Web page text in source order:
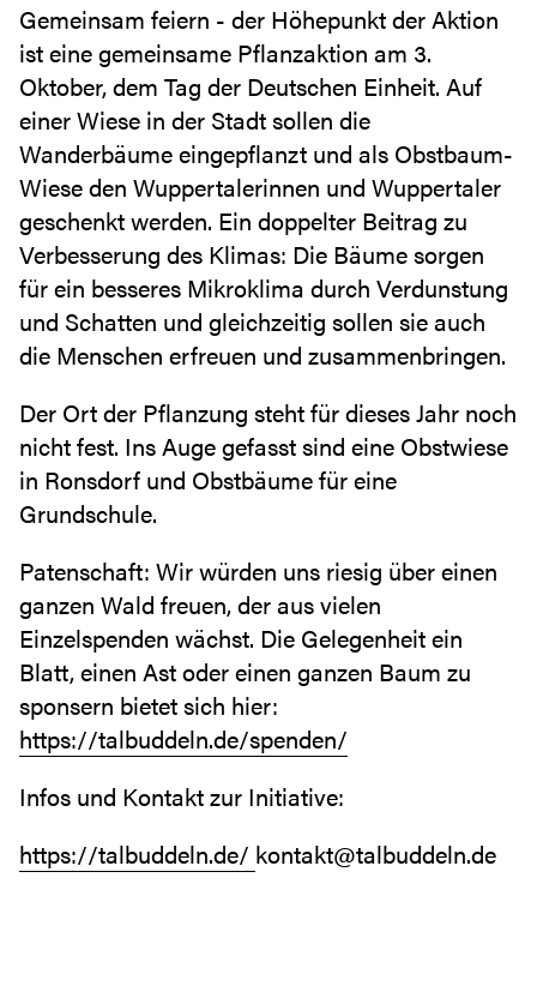
Gemeinsam feiern - der Höhepunkt der Aktion
ist eine gemeinsame Pflanzaktion am 3.
Oktober, dem Tag der Deutschen Einheit. Auf
einer Wiese in der Stadt sollen die
Wanderbäume eingepflanzt und als Obstbaum-
Wiese den Wuppertalerinnen und Wuppertaler
geschenkt werden. Ein doppelter Beitrag zu
Verbesserung des Klimas: Die Bäume sorgen
für ein besseres Mikroklima durch Verdunstung
und Schatten und gleichzeitig sollen sie auch
die Menschen erfreuen und zusammenbringen.
Der Ort der Pflanzung steht für dieses Jahr noch
nicht fest. Ins Auge gefasst sind eine Obstwiese
in Ronsdorf und Obstbäume für eine
Grundschule.
Patenschaft: Wir würden uns riesig über einen
ganzen Wald freuen, der aus vielen
Einzelspenden wächst. Die Gelegenheit ein
Blatt, einen Ast oder einen ganzen Baum zu
sponsern bietet sich hier:
https://talbuddeln.de/spenden/
Infos und Kontakt zur Initiative:
https://talbuddeln.de/ kontakt@talbuddeln.de